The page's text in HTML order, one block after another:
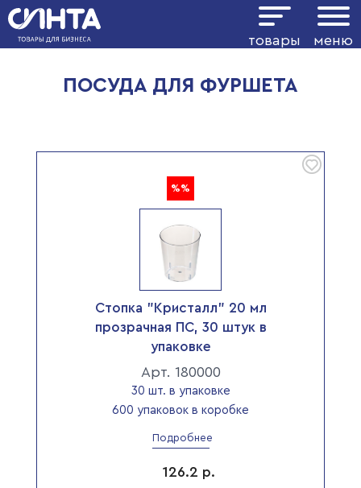
товары меню
Показать фильтр
ПОСУДА ДЛЯ ФУРШЕТА
%%
Стопка "Кристалл" 20 мл
прозрачная ПС, 30 штук в
упаковке
Арт. 180000
30 шт. в упаковке
600 упаковок в коробке
Подробнее
126.2 р.